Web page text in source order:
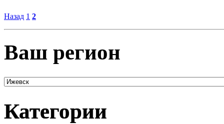
Назад 1 2
Ваш регион
Категории